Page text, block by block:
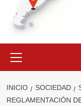
primario
INICIO SOCIEDAD
REGLAMENTACIÓN